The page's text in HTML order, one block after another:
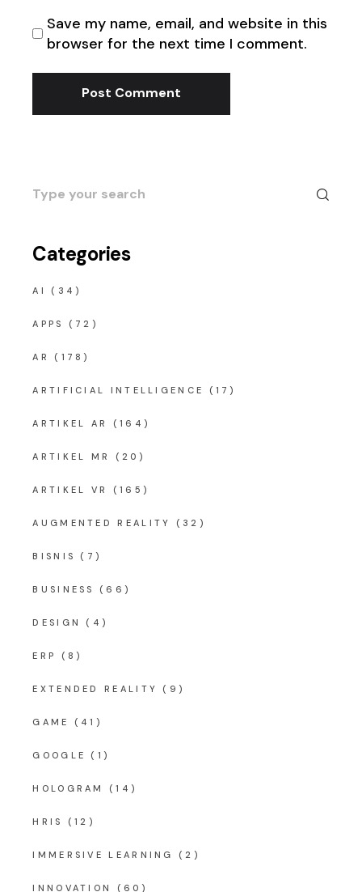
Save my name, email, and website in this
browser for the next time I comment.
Post Comment
Search
for:
Categories
AI (34)
APPS (72)
AR (178)
ARTIFICIAL INTELLIGENCE (17)
ARTIKEL AR (164)
ARTIKEL MR (20)
ARTIKEL VR (165)
AUGMENTED REALITY (32)
BISNIS (7)
BUSINESS (66)
DESIGN (4)
ERP (8)
EXTENDED REALITY (9)
GAME (41)
GOOGLE (1)
HOLOGRAM (14)
HRIS (12)
IMMERSIVE LEARNING (2)
INNOVATION (60)